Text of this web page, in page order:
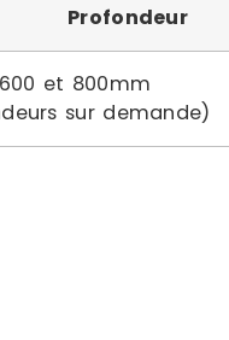
Profondeur
et 800mm
sur demande)